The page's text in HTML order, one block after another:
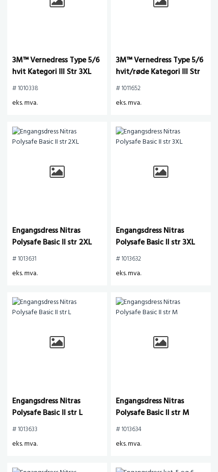
3M™ Vernedress Type 5/6
hvit Kategori III Str 3XL
# 1010338
eks. mva.
3M™ Vernedress Type 5/6
hvit/røde Kategori III Str
XXL
# 1011652
eks. mva.
Engangsdress Nitras
Polysafe Basic II str 2XL
# 1013631
eks. mva.
Engangsdress Nitras
Polysafe Basic II str 3XL
# 1013632
eks. mva.
Engangsdress Nitras
Polysafe Basic II str L
# 1013633
eks. mva.
Engangsdress Nitras
Polysafe Basic II str M
# 1013634
eks. mva.